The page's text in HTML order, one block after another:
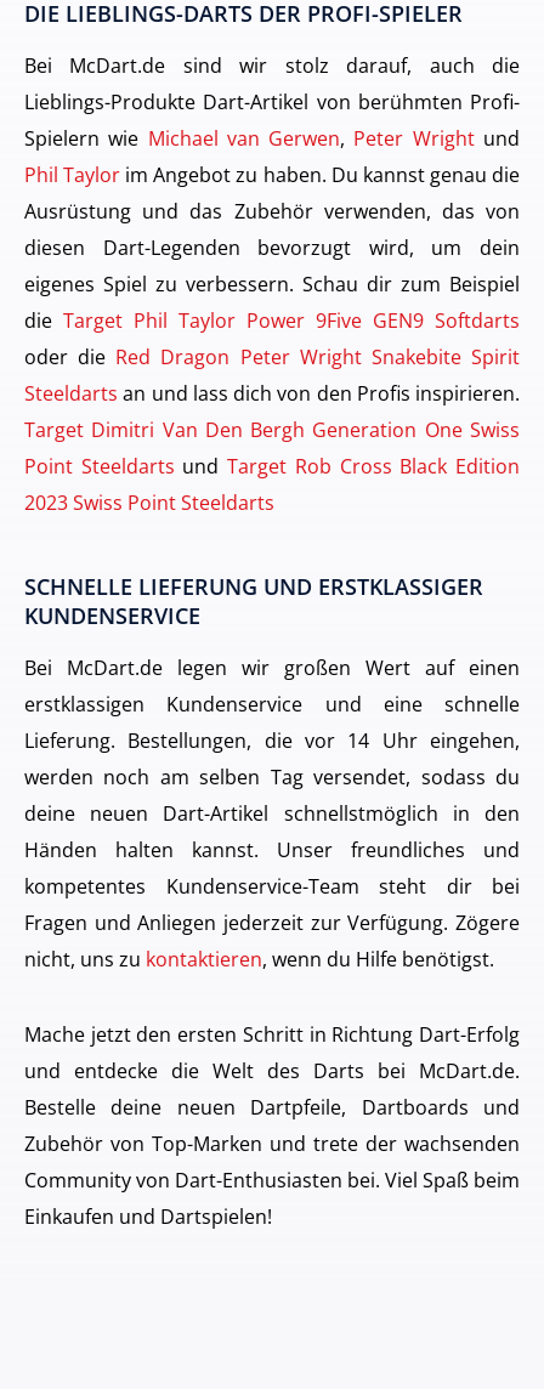
DIE LIEBLINGS-DARTS DER PROFI-SPIELER
Bei McDart.de sind wir stolz darauf, auch die
Lieblings-Produkte Dart-Artikel von berühmten Profi-
Spielern wie Michael van Gerwen, Peter Wrightund
Phil Taylor im Angebot zu haben. Du kannst genau die
Ausrüstung und das Zubehör verwenden, das von
diesen Dart-Legenden bevorzugt wird, um dein
eigenes Spiel zu verbessern. Schau dir zum Beispiel
die Target Phil Taylor Power 9Five GEN9 Softdarts
oder die Red Dragon Peter Wright Snakebite Spirit
Steeldarts an und lass dich von den Profis inspirieren.
Target Dimitri Van Den Bergh Generation One Swiss
Point Steeldarts undTarget Rob Cross Black Edition
2023 Swiss Point Steeldarts
SCHNELLE LIEFERUNG UND ERSTKLASSIGER
KUNDENSERVICE
Bei McDart.de legen wir großen Wert auf einen
erstklassigen Kundenservice und eine schnelle
Lieferung. Bestellungen, die vor 14 Uhr eingehen,
werden noch am selben Tag versendet, sodass du
deine neuen Dart-Artikel schnellstmöglich in den
Händen halten kannst. Unser freundliches und
kompetentes Kundenservice-Team steht dir bei
Fragen und Anliegen jederzeit zur Verfügung. Zögere
nicht, uns zu kontaktieren, wenn du Hilfe benötigst.
Mache jetzt den ersten Schritt in Richtung Dart-Erfolg
und entdecke die Welt des Darts bei McDart.de.
Bestelle deine neuen Dartpfeile, Dartboards und
Zubehör von Top-Marken und trete der wachsenden
Community von Dart-Enthusiasten bei. Viel Spaß beim
Einkaufen und Dartspielen!